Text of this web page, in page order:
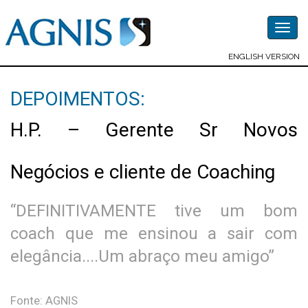
ENGLISH VERSION
DEPOIMENTOS:
H.P. – Gerente Sr Novos
Negócios e cliente de Coaching
“DEFINITIVAMENTE tive um bom
coach que me ensinou a sair com
elegância....Um abraço meu amigo”
Fonte: AGNIS